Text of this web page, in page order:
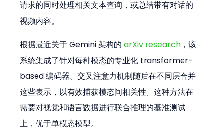
请求的同时处理相关文本查询，或总结带有对话的
视频内容。
根据最近关于 Gemini 架构的 arXiv research ，该
系统集成了针对每种模态的专业化 transformer-
based 编码器。交叉注意力机制随后在不同层合并
这些表示，以有效捕获模态间相关性。这种方法在
需要对视觉和语言数据进行联合推理的基准测试
上，优于单模态模型。